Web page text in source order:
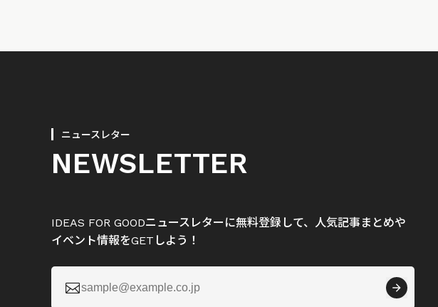
ニュースレター
NEWSLETTER
IDEAS FOR GOODニュースレターに無料登録して、人気記事まとめや
イベント情報をGETしよう！
